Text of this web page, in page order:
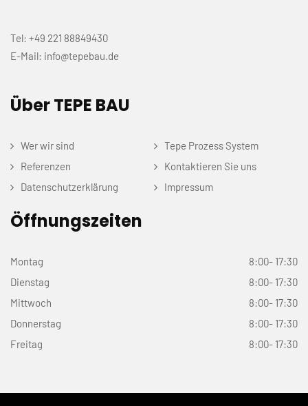
Tel: +49 221 88849430
E-Mail: info@tepebau.de
Über TEPE BAU
Wer wir sind
Tepe Prozess System
Referenzen
Kontaktieren Sie uns
Datenschutzerklärung
Impressum
Öffnungszeiten
Montag
8:00- 17:30
Dienstag
8:00- 17:30
Mittwoch
8:00- 17:30
Donnerstag
8:00- 17:30
Freitag
8:00- 17:30